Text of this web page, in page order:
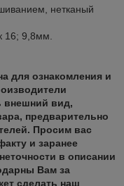
нетканый
16; 9,8мм.
для ознакомления и
внешний вид,
предварительно
Просим вас
и заранее
в описании
Вам за
сделать наш